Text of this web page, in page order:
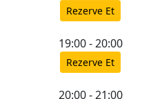
Rezerve Et
19:00 - 20:00
Rezerve Et
20:00 - 21:00